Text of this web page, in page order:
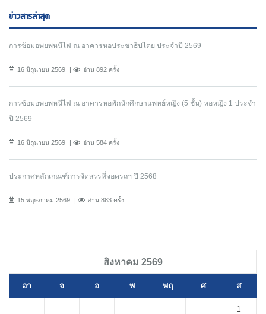
ข่าวสารล่าสุด
การซ้อมอพยพหนีไฟ ณ อาคารหอประชาธิปไตย ประจำปี 2569
16 มิถุนายน 2569 อ่าน 892 ครั้ง
การซ้อมอพยพหนีไฟ ณ อาคารหอพักนักศึกษาแพทย์หญิง (5 ชั้น) หอหญิง 1 ประจำ
ปี 2569
16 มิถุนายน 2569 อ่าน 584 ครั้ง
ประกาศหลักเกณฑ์การจัดสรรที่จอดรถฯ ปี 2568
15 พฤษภาคม 2569 อ่าน 883 ครั้ง
สิงหาคม 2569
อา จ อ พ พฤ ศ ส
1